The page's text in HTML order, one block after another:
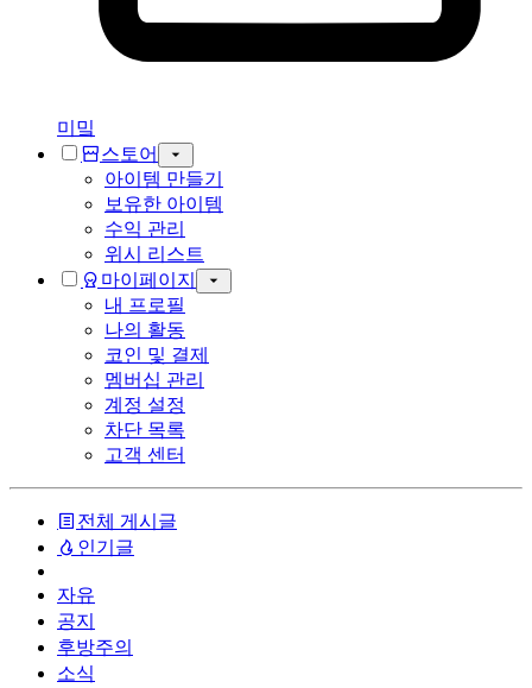
미밐
스토어
아이템 만들기
보유한 아이템
수익 관리
위시 리스트
마이페이지
내 프로필
나의 활동
코인 및 결제
멤버십 관리
계정 설정
차단 목록
고객 센터
전체 게시글
인기글
자유
공지
후방주의
소식